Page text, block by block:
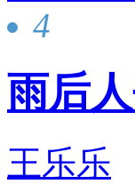
4
雨后
王乐乐